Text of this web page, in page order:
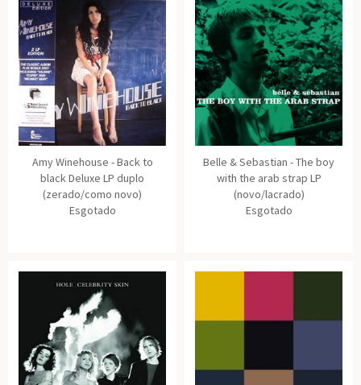
Amy Winehouse - Back to
black Deluxe LP duplo
(zerado/como novo)
Esgotado
Belle & Sebastian - The boy
with the arab strap LP
(novo/lacrado)
Esgotado